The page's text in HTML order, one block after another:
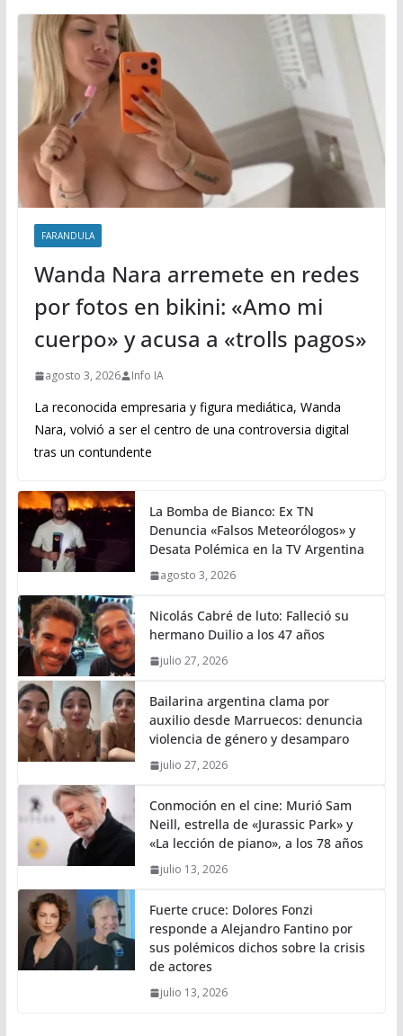
FARANDULA
Wanda Nara arremete en redes
por fotos en bikini: «Amo mi
cuerpo» y acusa a «trolls pagos»
agosto 3, 2026 Info IA
La reconocida empresaria y figura mediática, Wanda
Nara, volvió a ser el centro de una controversia digital
tras un contundente
La Bomba de Bianco: Ex TN
Denuncia «Falsos Meteorólogos» y
Desata Polémica en la TV Argentina
agosto 3, 2026
Nicolás Cabré de luto: Falleció su
hermano Duilio a los 47 años
julio 27, 2026
Bailarina argentina clama por
auxilio desde Marruecos: denuncia
violencia de género y desamparo
julio 27, 2026
Conmoción en el cine: Murió Sam
Neill, estrella de «Jurassic Park» y
«La lección de piano», a los 78 años
julio 13, 2026
Fuerte cruce: Dolores Fonzi
responde a Alejandro Fantino por
sus polémicos dichos sobre la crisis
de actores
julio 13, 2026